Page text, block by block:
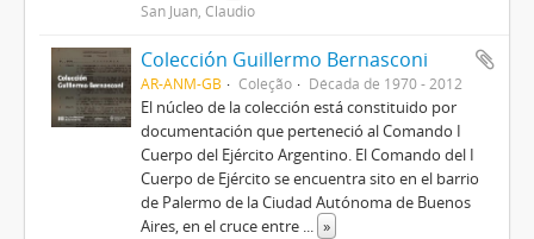
San Juan, Claudio
Colección Guillermo Bernasconi
AR-ANM-GB Coleção Década de 1970 - 2012
El núcleo de la colección está constituido por
documentación que perteneció al Comando I
Cuerpo del Ejército Argentino. El Comando del I
Cuerpo de Ejército se encuentra sito en el barrio
de Palermo de la Ciudad Autónoma de Buenos
Aires, en el cruce entre ... »